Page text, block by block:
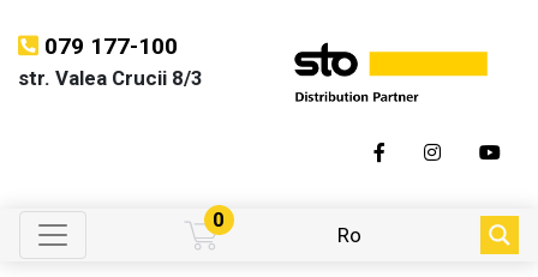
079 177-100
str. Valea Crucii 8/3
0
Ro